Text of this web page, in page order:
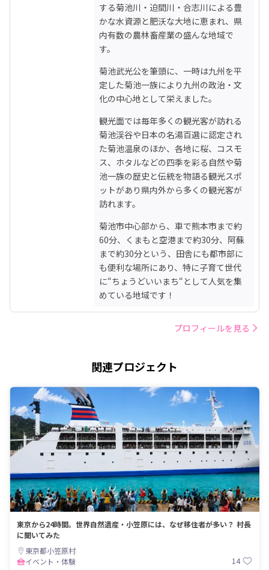
する菊池川・迫間川・合志川による豊
かな水資源と肥沃な大地に恵まれ、県
内有数の農林畜産業の盛んな地域で
す。
菊池武光公を筆頭に、一時は九州を平
定した菊池一族により九州の政治・文
化の中心地として栄えました。
観光面では毎年多くの観光客が訪れる
菊池渓谷や日本の名湯百選に認定され
た菊池温泉のほか、各地に桜、コスモ
ス、ホタルなどの四季を彩る自然や菊
池一族の歴史と伝統を物語る観光スポ
ットがあり県内外から多くの観光客が
訪れます。
菊池市中心部から、車で熊本市まで約
60分、くまもと空港まで約30分、阿蘇
まで約30分という、田舎にも都市部に
も便利な場所にあり、特に子育て世代
に“ちょうどいいまち“として人気を集
めている地域です！
プロフィールを見る
関連プロジェクト
東京から24時間。世界自然遺産・小笠原には、なぜ移住者が多い？ 村長
に聞いてみた
東京都小笠原村
イベント・体験
14